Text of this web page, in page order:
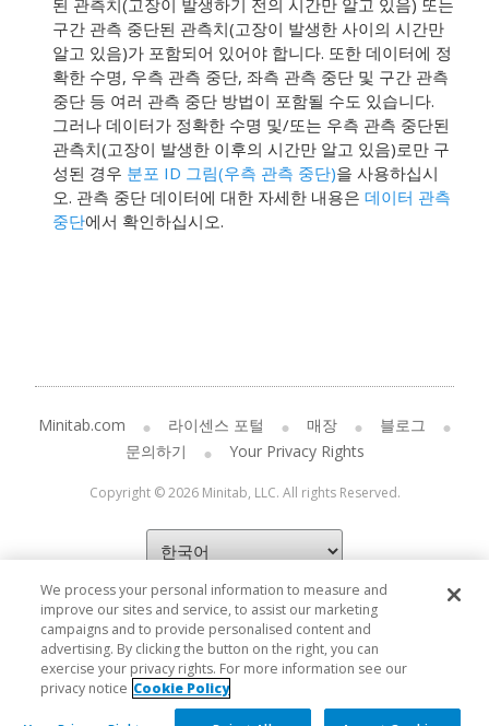
된 관측치(고장이 발생하기 전의 시간만 알고 있음) 또는
구간 관측 중단된 관측치(고장이 발생한 사이의 시간만
알고 있음)가 포함되어 있어야 합니다. 또한 데이터에 정
확한 수명, 우측 관측 중단, 좌측 관측 중단 및 구간 관측
중단 등 여러 관측 중단 방법이 포함될 수도 있습니다.
그러나 데이터가 정확한 수명 및/또는 우측 관측 중단된
관측치(고장이 발생한 이후의 시간만 알고 있음)로만 구
성된 경우 분포 ID 그림(우측 관측 중단)을 사용하십시
오. 관측 중단 데이터에 대한 자세한 내용은 데이터 관측
중단에서 확인하십시오.
Minitab.com 라이센스 포털 매장
블로그
문의하기
Your Privacy Rights
Copyright © 2026 Minitab, LLC. All rights Reserved.
We process your personal information to measure and
improve our sites and service, to assist our marketing
campaigns and to provide personalised content and
advertising. By clicking the button on the right, you can
exercise your privacy rights. For more information see our
privacy notice Cookie Policy